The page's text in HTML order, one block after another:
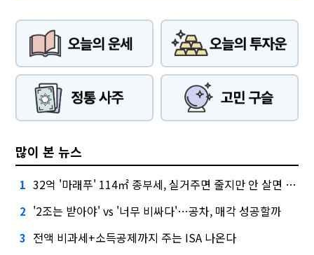
많이 본 뉴스
1 32억 '마래푸' 114㎡ 종부세, 실거주면 줄지만 안 살면 2.5배
2 '2조는 받아야' vs '너무 비싸다'…공차, 매각 성공할까
3 전액 비과세+소득공제까지 주는 ISA 나온다